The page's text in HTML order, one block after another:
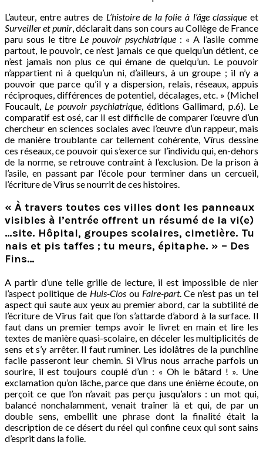
L’auteur, entre autres de L’histoire de la folie à l’âge classique et
Surveiller et punir, déclarait dans son cours au Collège de France
paru sous le titre Le pouvoir psychiatrique : « A l’asile comme
partout, le pouvoir, ce n’est jamais ce que quelqu’un détient, ce
n’est jamais non plus ce qui émane de quelqu’un. Le pouvoir
n’appartient ni à quelqu’un ni, d’ailleurs, à un groupe ; il n’y a
pouvoir que parce qu’il y a dispersion, relais, réseaux, appuis
réciproques, différences de potentiel, décalages, etc. » (Michel
Foucault, Le pouvoir psychiatrique, éditions Gallimard, p.6). Le
comparatif est osé, car il est difficile de comparer l’œuvre d’un
chercheur en sciences sociales avec l’œuvre d’un rappeur, mais
de manière troublante car tellement cohérente, Vîrus dessine
ces réseaux, ce pouvoir qui s’exerce sur l’individu qui, en-dehors
de la norme, se retrouve contraint à l’exclusion. De la prison à
l’asile, en passant par l’école pour terminer dans un cercueil,
l’écriture de Vîrus se nourrit de ces histoires.
« À travers toutes ces villes dont les panneaux
visibles à l’entrée offrent un résumé de la vi(e)
…site. Hôpital, groupes scolaires, cimetière. Tu
nais et pis taffes ; tu meurs, épitaphe. » – Des
Fins…
A partir d’une telle grille de lecture, il est impossible de nier
l’aspect politique de Huis-Closou Faire-part. Ce n’est pas un tel
aspect qui saute aux yeux au premier abord, car la subtilité de
l’écriture de Vîrus fait que l’on s’attarde d’abord à la surface. Il
faut dans un premier temps avoir le livret en main et lire les
textes de manière quasi-scolaire, en déceler les multiplicités de
sens et s’y arrêter. Il faut ruminer. Les idolâtres de la punchline
facile passeront leur chemin. Si Vîrus nous arrache parfois un
sourire, il est toujours couplé d’un : « Oh le bâtard ! ». Une
exclamation qu’on lâche, parce que dans une énième écoute, on
perçoit ce que l’on n’avait pas perçu jusqu’alors : un mot qui,
balancé nonchalamment, venait traîner là et qui, de par un
double sens, embellit une phrase dont la finalité était la
description de ce désert du réel qui confine ceux qui sont sains
d’esprit dans la folie.